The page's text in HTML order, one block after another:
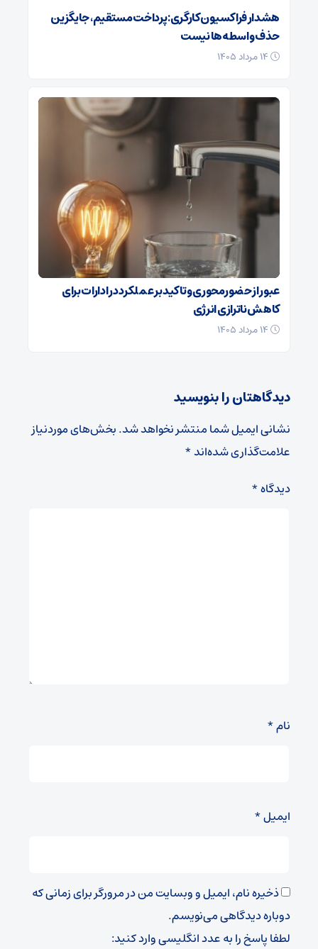
هشدار فراکسیون کارگری: پرداخت مستقیم، جایگزین
حذف واسطه‌ها نیست
عبور از حضورمحوری و تاکید بر عملکرد در ادارات برای
کاهش ناترازی انرژی
دیدگاهتان را بنویسید
نشانی ایمیل شما منتشر نخواهد شد.بخش‌های موردنیاز
علامت‌گذاری شده‌اند*
دیدگاه*
نام*
ایمیل*
ذخیره نام، ایمیل و وبسایت من در مرورگر برای زمانی که
دوباره دیدگاهی می‌نویسم.
لطفا پاسخ را به عدد انگلیسی وارد کنید: